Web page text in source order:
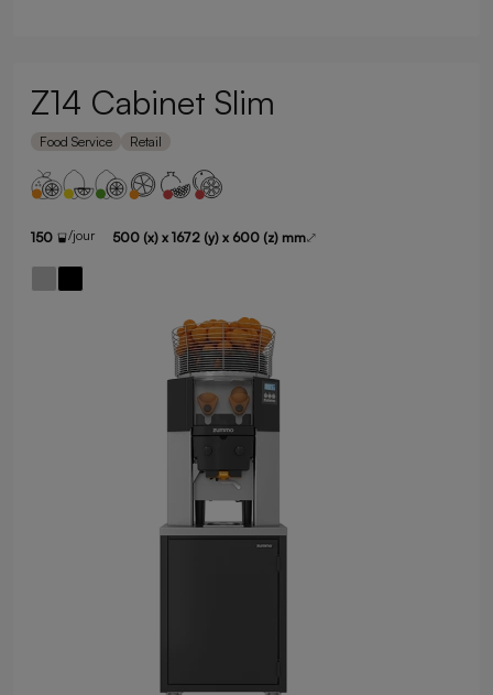
Z14 Cabinet Slim
Food Service Retail
150 /jour 500 (x) x 1672 (y) x 600 (z) mm